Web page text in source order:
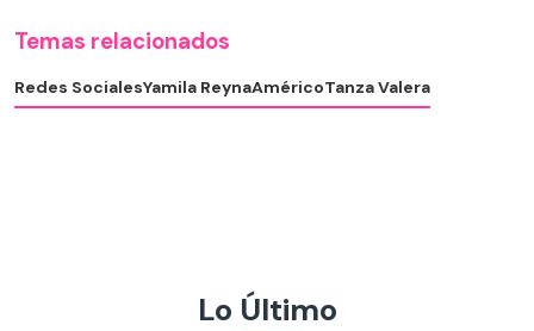
Temas relacionados
Redes SocialesYamila ReynaAméricoTanza Valera
Lo Último